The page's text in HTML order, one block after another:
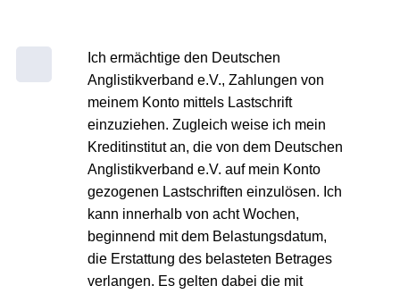
Ich ermächtige den Deutschen
Anglistikverband e.V., Zahlungen von
meinem Konto mittels Lastschrift
einzuziehen. Zugleich weise ich mein
Kreditinstitut an, die von dem Deutschen
Anglistikverband e.V. auf mein Konto
gezogenen Lastschriften einzulösen. Ich
kann innerhalb von acht Wochen,
beginnend mit dem Belastungsdatum,
die Erstattung des belasteten Betrages
verlangen. Es gelten dabei die mit